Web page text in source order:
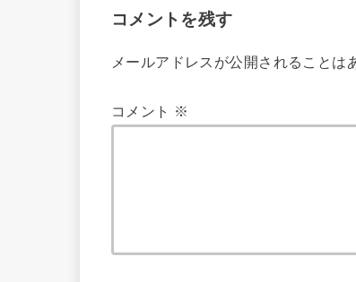
コメントを残す
メールアドレスが公開されることは
コメント ※